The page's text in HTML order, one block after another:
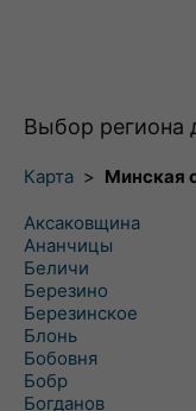
Выбор региона
Карта > Минская
Аксаковщина
Ананчицы
Беличи
Березино
Березинское
Блонь
Бобовня
Бобр
Богданов